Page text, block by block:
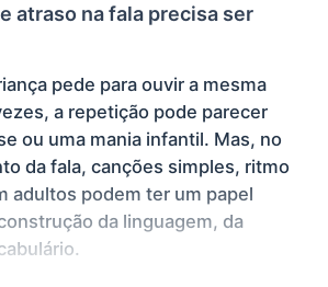
atraso na fala precisa ser
pede para ouvir a mesma
a repetição pode parecer
ou uma mania infantil. Mas, no
da fala, canções simples, ritmo
adultos podem ter um papel
da linguagem, da